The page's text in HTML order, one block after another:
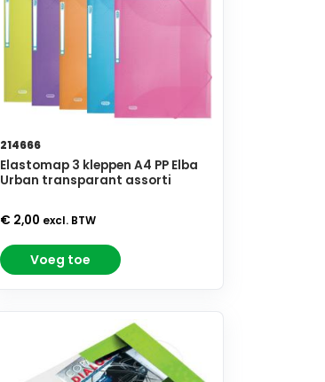
214666
Elastomap 3 kleppen A4 PP Elba
Urban transparant assorti
€ 2,00 excl. BTW
Voeg toe